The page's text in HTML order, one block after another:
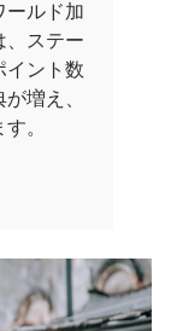
ールド加
、ステー
イント数
増え、
。